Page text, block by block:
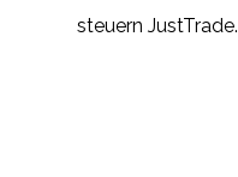
steuern JustTrade.